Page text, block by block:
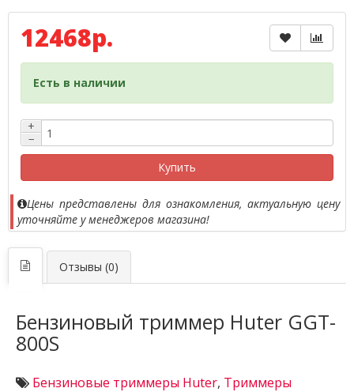
12468р.
Есть в наличии
+
−
Купить
Цены представлены для ознакомления, актуальную цену
уточняйте у менеджеров магазина!
Отзывы (0)
Бензиновый триммер Huter GGT-
800S
Бензиновые триммеры Huter, Триммеры